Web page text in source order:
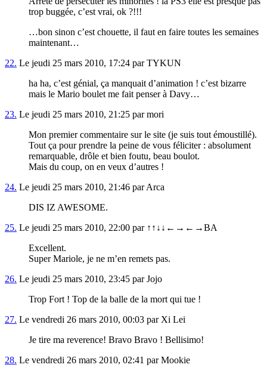
trop buggée, c’est vrai, ok ?!!!
…bon sinon c’est chouette, il faut en faire toutes les semaines
maintenant…
22. Le jeudi 25 mars 2010, 17:24 par TYKUN
ha ha, c’est génial, ça manquait d’animation ! c’est bizarre
mais le Mario boulet me fait penser à Davy…
23. Le jeudi 25 mars 2010, 21:25 par mori
Mon premier commentaire sur le site (je suis tout émoustillé).
Tout ça pour prendre la peine de vous féliciter : absolument
remarquable, drôle et bien foutu, beau boulot.
Mais du coup, on en veux d’autres !
24. Le jeudi 25 mars 2010, 21:46 par Arca
DIS IZ AWESOME.
25. Le jeudi 25 mars 2010, 22:00 par ↑↑↓↓←→←→BA
Excellent.
Super Mariole, je ne m’en remets pas.
26. Le jeudi 25 mars 2010, 23:45 par Jojo
Trop Fort ! Top de la balle de la mort qui tue !
27. Le vendredi 26 mars 2010, 00:03 par Xi Lei
Je tire ma reverence! Bravo Bravo ! Bellisimo!
28. Le vendredi 26 mars 2010, 02:41 par Mookie